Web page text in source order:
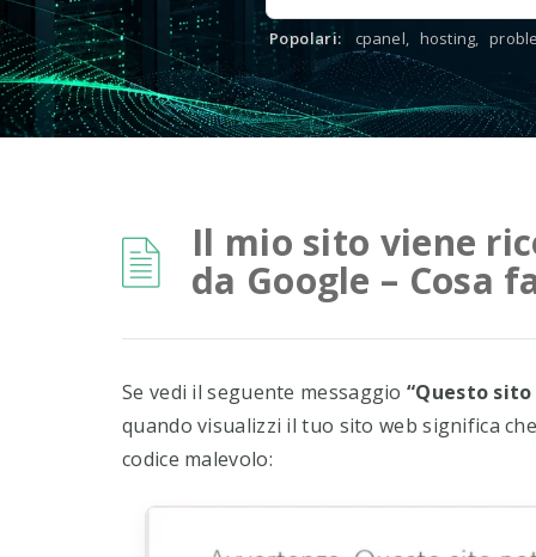
Popolari: cpanel, hosting,
Il mio sito viene
da Google – Cosa
Se vedi il seguente messaggio “Questo
quando visualizzi il tuo sito web significa
codice malevolo: